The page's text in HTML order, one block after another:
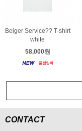
Beiger Service?? T-shirt
white
58,000원
CONTACT